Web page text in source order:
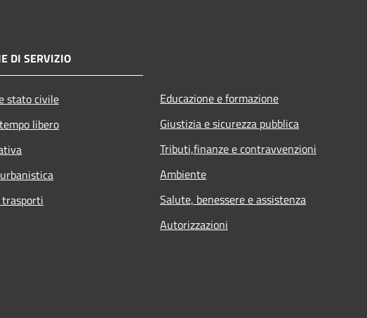
DI SERVIZIO
stato civile
libero
Educazione e formazione
Giustizia e sicurezza pubblica
Tributi,finanze e contravvenzioni
Ambiente
Salute, benessere e assistenza
Autorizzazioni